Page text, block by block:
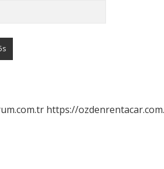
https://